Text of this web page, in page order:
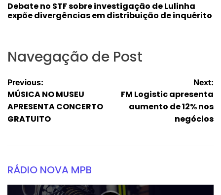
Debate no STF sobre investigação de Lulinha
expõe divergências em distribuição de inquérito
Navegação de Post
Previous:
MÚSICA NO MUSEU
APRESENTA CONCERTO
GRATUITO
Next:
FM Logistic apresenta
aumento de 12% nos
negócios
RÁDIO NOVA MPB